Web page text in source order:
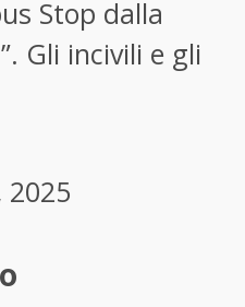
Stop dalla
Gli incivili e gli
2025